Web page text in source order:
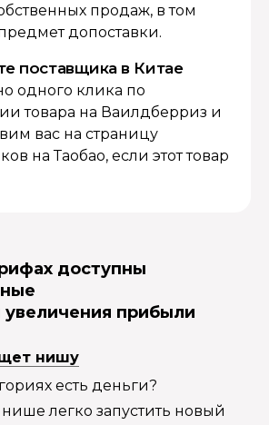
продаж, в том
допоставки.
поставщика в Китае
одного клика по
товара на Ваилдберриз и
вас на страницу
на Таобао, если этот товар
доступны
прибыли
нишу
есть деньги?
легко запустить новый